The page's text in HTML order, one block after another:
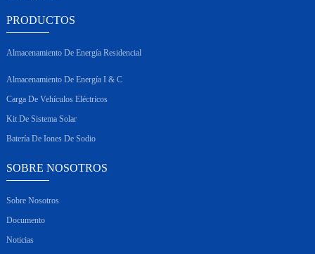
PRODUCTOS
Almacenamiento De Energía Residencial
Almacenamiento De Energía I & C
Carga De Vehículos Eléctricos
Kit De Sistema Solar
Batería De Iones De Sodio
SOBRE NOSOTROS
Sobre Nosotros
Documento
Noticias